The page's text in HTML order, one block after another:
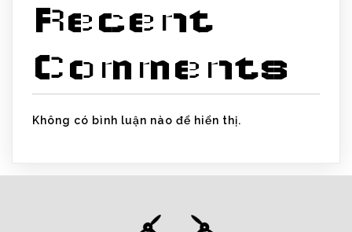
Recent
Comments
Không có bình luận nào để hiển thị.